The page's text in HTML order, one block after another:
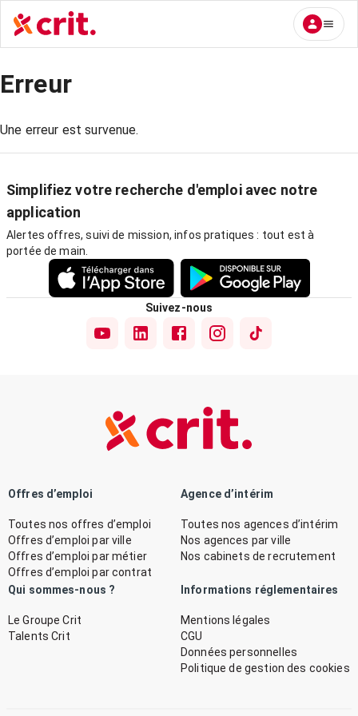
Erreur
Une erreur est survenue.
Simplifiez votre recherche d'emploi avec notre
application
Alertes offres, suivi de mission, infos pratiques : tout est à
portée de main.
Suivez-nous
Offres d’emploi
Toutes nos offres d’emploi
Offres d’emploi par ville
Offres d’emploi par métier
Offres d’emploi par contrat
Agence d’intérim
Toutes nos agences d’intérim
Nos agences par ville
Nos cabinets de recrutement
Qui sommes-nous ?
Le Groupe Crit
Talents Crit
Informations réglementaires
Mentions légales
CGU
Données personnelles
Politique de gestion des cookies